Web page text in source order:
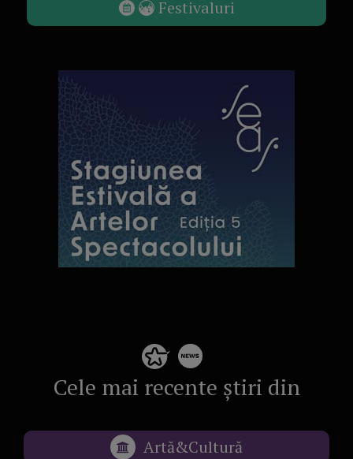
Festivaluri
Cele mai recente știri din
Artă&Cultură